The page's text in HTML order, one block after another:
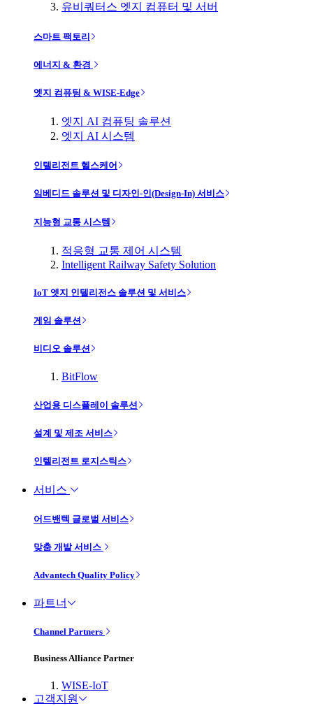
유비쿼터스 엣지 컴퓨터 및 서버
스마트 팩토리
에너지 & 환경
엣지 컴퓨팅 & WISE-Edge
엣지 AI 컴퓨팅 솔루션
엣지 AI 시스템
인텔리전트 헬스케어
임베디드 솔루션 및 디자인-인(Design-In) 서비스
지능형 교통 시스템
적응형 교통 제어 시스템
Intelligent Railway Safety Solution
IoT 엣지 인텔리전스 솔루션 및 서비스
게임 솔루션
비디오 솔루션
BitFlow
산업용 디스플레이 솔루션
설계 및 제조 서비스
인텔리전트 로지스틱스
서비스
어드밴텍 글로벌 서비스
맞춤 개발 서비스
Advantech Quality Policy
파트너
Channel Partners
Business Alliance Partner
WISE-IoT
고객지원